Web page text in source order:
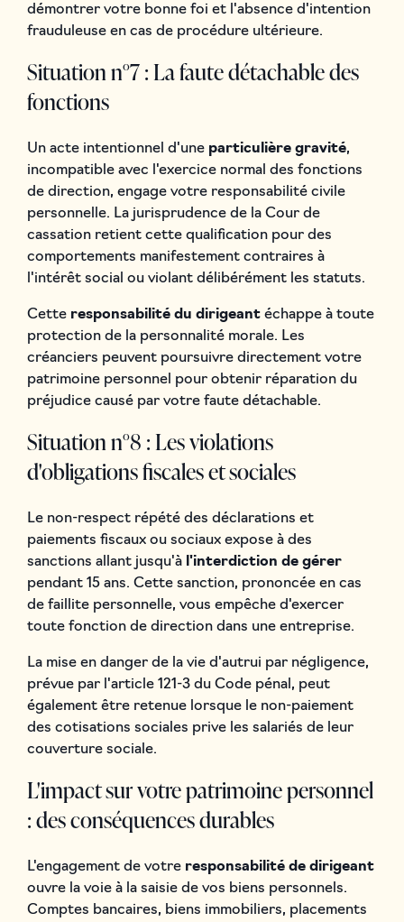
démontrer votre bonne foi et l'absence d'intention
frauduleuse en cas de procédure ultérieure.
Situation n°7 : La faute détachable des
fonctions
Un acte intentionnel d'une particulière gravité,
incompatible avec l'exercice normal des fonctions
de direction, engage votre responsabilité civile
personnelle. La jurisprudence de la Cour de
cassation retient cette qualification pour des
comportements manifestement contraires à
l'intérêt social ou violant délibérément les statuts.
Cette responsabilité du dirigeantéchappe à toute
protection de la personnalité morale. Les
créanciers peuvent poursuivre directement votre
patrimoine personnel pour obtenir réparation du
préjudice causé par votre faute détachable.
Situation n°8 : Les violations
d'obligations fiscales et sociales
Le non-respect répété des déclarations et
paiements fiscaux ou sociaux expose à des
sanctions allant jusqu'à l'interdiction de gérer
pendant 15 ans. Cette sanction, prononcée en cas
de faillite personnelle, vous empêche d'exercer
toute fonction de direction dans une entreprise.
La mise en danger de la vie d'autrui par négligence,
prévue par l'article 121-3 du Code pénal, peut
également être retenue lorsque le non-paiement
des cotisations sociales prive les salariés de leur
couverture sociale.
L'impact sur votre patrimoine personnel
: des conséquences durables
L'engagement de votre responsabilité de dirigeant
ouvre la voie à la saisie de vos biens personnels.
Comptes bancaires, biens immobiliers, placements